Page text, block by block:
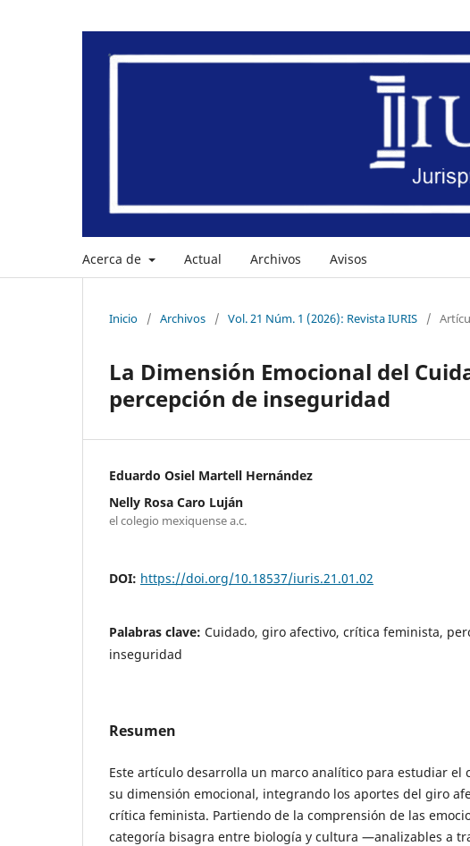
Acerca de Actual Archivos Avisos
Inicio / Archivos / Vol. 21 Núm. 1 (2026): Revista IURIS /
La Dimensión Emocional del
percepción de inseguridad
Eduardo Osiel Martell Hernández
Nelly Rosa Caro Luján
el colegio mexiquense a.c.
DOI: https://doi.org/10.18537/iuris.21.01.02
Palabras clave: Cuidado, giro afectivo, crítica feminista,
inseguridad
Resumen
Este artículo desarrolla un marco analítico para estudiar el
su dimensión emocional, integrando los aportes del giro
crítica feminista. Partiendo de la comprensión de las
categoría bisagra entre biología y cultura —analizables a